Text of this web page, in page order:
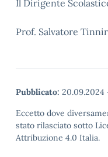
Il Dirigente
Prof. Salvatore
Pubblicato: 20.09.2024
Eccetto dove
stato rilasciato sotto
Attribuzione 4.0 Italia.